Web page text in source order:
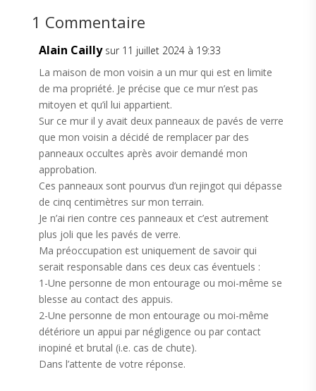
1 Commentaire
Alain Cailly sur 11 juillet 2024 à 19:33
La maison de mon voisin a un mur qui est en limite
de ma propriété. Je précise que ce mur n’est pas
mitoyen et qu’il lui appartient.
Sur ce mur il y avait deux panneaux de pavés de verre
que mon voisin a décidé de remplacer par des
panneaux occultes après avoir demandé mon
approbation.
Ces panneaux sont pourvus d’un rejingot qui dépasse
de cinq centimètres sur mon terrain.
Je n’ai rien contre ces panneaux et c’est autrement
plus joli que les pavés de verre.
Ma préoccupation est uniquement de savoir qui
serait responsable dans ces deux cas éventuels :
1-Une personne de mon entourage ou moi-même se
blesse au contact des appuis.
2-Une personne de mon entourage ou moi-même
détériore un appui par négligence ou par contact
inopiné et brutal (i.e. cas de chute).
Dans l’attente de votre réponse.